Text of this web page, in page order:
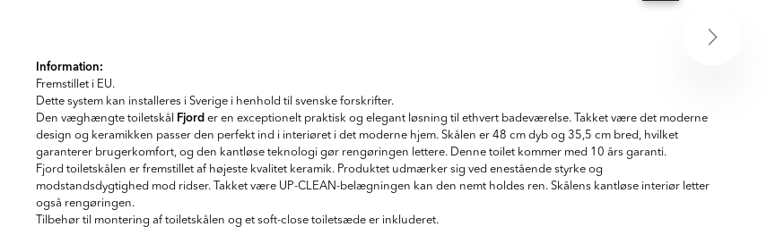
15
Information:
Fremstillet i EU.
Dette system kan installeres i Sverige i henhold til svenske forskrifter.
Den væghængte toiletskål Fjord er en exceptionelt praktisk og elegant løsning til ethvert badeværelse. Takket være det moderne
design og keramikken passer den perfekt ind i interiøret i det moderne hjem. Skålen er 48 cm dyb og 35,5 cm bred, hvilket
garanterer brugerkomfort, og den kantløse teknologi gør rengøringen lettere. Denne toilet kommer med 10 års garanti.
Fjord toiletskålen er fremstillet af højeste kvalitet keramik. Produktet udmærker sig ved enestående styrke og
modstandsdygtighed mod ridser. Takket være UP-CLEAN-belægningen kan den nemt holdes ren. Skålens kantløse interiør letter
også rengøringen.
Tilbehør til montering af toiletskålen og et soft-close toiletsæde er inkluderet.